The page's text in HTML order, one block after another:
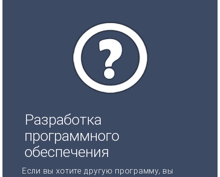
Разработка
программного
обеспечения
Если вы хотите другую программу, вы